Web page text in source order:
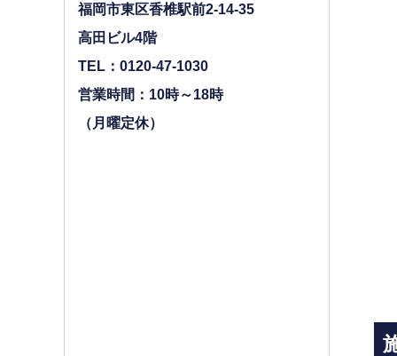
福岡市東区香椎駅前2-14-35
高田ビル4階
TEL：0120-47-1030
営業時間：10時～18時
（月曜定休）